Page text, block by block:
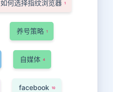
如何选择指纹浏览器 1
养号策略 1
自媒体 4
facebook 10